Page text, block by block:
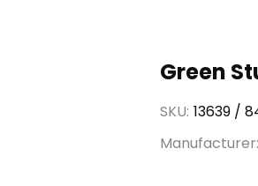
Green
SKU 13639 /
Manufacturer